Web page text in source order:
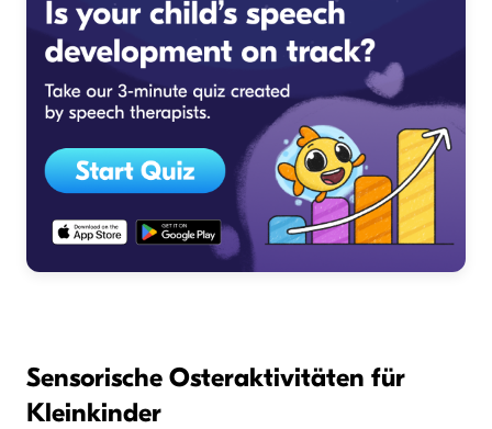
Sensorische Osteraktivitäten für
Kleinkinder